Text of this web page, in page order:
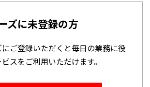
ズに未登録の方
にご登録いただくと毎日の業務に役
スをご利用いただけます。